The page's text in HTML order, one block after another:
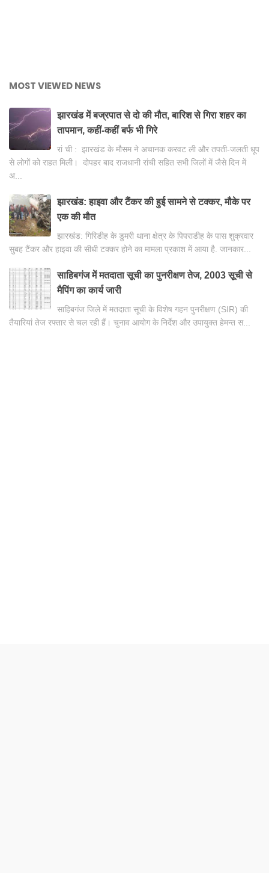
MOST VIEWED NEWS
झारखंड में बज्रपात से दो की मौत, बारिश से गिरा शहर का
तापमान, कहीं-कहीं बर्फ भी गिरे
रां ची : झारखंड के मौसम ने अचानक करवट ली और तपती-जलती धूप
से लोगों को राहत मिली। दोपहर बाद राजधानी रांची सहित सभी जिलों में जैसे दिन में
अ...
झारखंड: हाइवा और टैंकर की हुई सामने से टक्कर, मौके पर
एक की मौत
झारखंड: गिरिडीह के डुमरी थाना क्षेत्र के पिपराडीह के पास शुक्रवार
सुबह टैंकर और हाइवा की सीधी टक्कर होने का मामला प्रकाश में आया है. जानकार...
साहिबगंज में मतदाता सूची का पुनरीक्षण तेज, 2003 सूची से
मैपिंग का कार्य जारी
साहिबगंज जिले में मतदाता सूची के विशेष गहन पुनरीक्षण (SIR) की
तैयारियां तेज रफ्तार से चल रही हैं। चुनाव आयोग के निर्देश और उपायुक्त हेमन्त स...